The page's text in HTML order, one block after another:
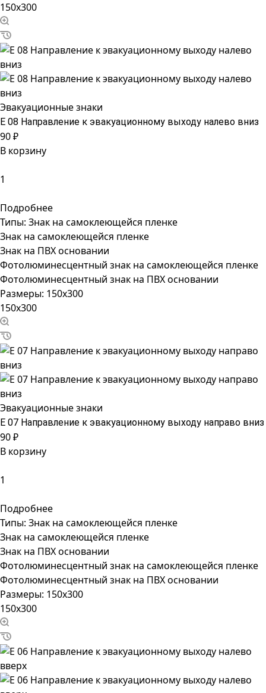
150x300
Эвакуационные знаки
Е 08 Направление к эвакуационному выходу налево вниз
90 ₽
В корзину
Подробнее
Типы: Знак на самоклеющейся пленке
Знак на самоклеющейся пленке
Знак на ПВХ основании
Фотолюминесцентный знак на самоклеющейся пленке
Фотолюминесцентный знак на ПВХ основании
Размеры: 150x300
150x300
Эвакуационные знаки
Е 07 Направление к эвакуационному выходу направо вниз
90 ₽
В корзину
Подробнее
Типы: Знак на самоклеющейся пленке
Знак на самоклеющейся пленке
Знак на ПВХ основании
Фотолюминесцентный знак на самоклеющейся пленке
Фотолюминесцентный знак на ПВХ основании
Размеры: 150x300
150x300